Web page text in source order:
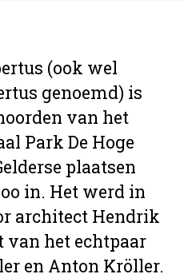
(ook wel
genoemd) is
van het
Park De Hoge
plaatsen
in. Het werd in
architect Hendrik
van het echtpaar
en Anton Kröller.